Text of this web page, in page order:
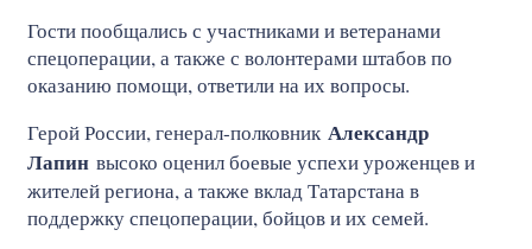
Гости пообщались с участниками и ветеранами
спецоперации, а также с волонтерами штабов по
оказанию помощи, ответили на их вопросы.
Герой России, генерал-полковник Александр
Лапин высоко оценил боевые успехи уроженцев и
жителей региона, а также вклад Татарстана в
поддержку спецоперации, бойцов и их семей.